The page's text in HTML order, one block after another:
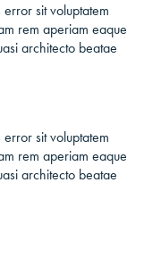
sit voluptatem
rem aperiam eaque
architecto beatae
sit voluptatem
rem aperiam eaque
architecto beatae